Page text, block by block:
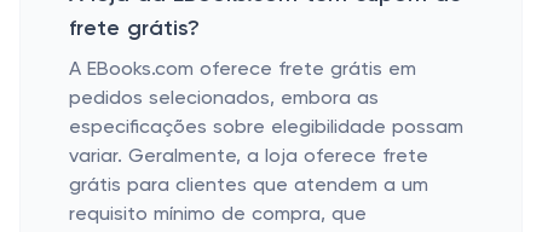
frete grátis?
A EBooks.com oferece frete grátis em
pedidos selecionados, embora as
especificações sobre elegibilidade possam
variar. Geralmente, a loja oferece frete
grátis para clientes que atendem a um
requisito mínimo de compra, que